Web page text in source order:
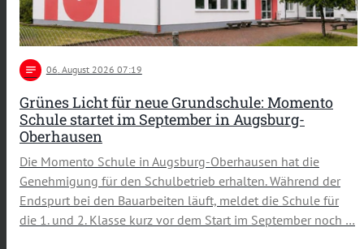
notes 06. August 2026 07:19
Grünes Licht für neue Grundschule: Momento
Schule startet im September in Augsburg-
Oberhausen
Die Momento Schule in Augsburg-Oberhausen hat die
Genehmigung für den Schulbetrieb erhalten. Während der
Endspurt bei den Bauarbeiten läuft, meldet die Schule für
die 1. und 2. Klasse kurz vor dem Start im September noch …